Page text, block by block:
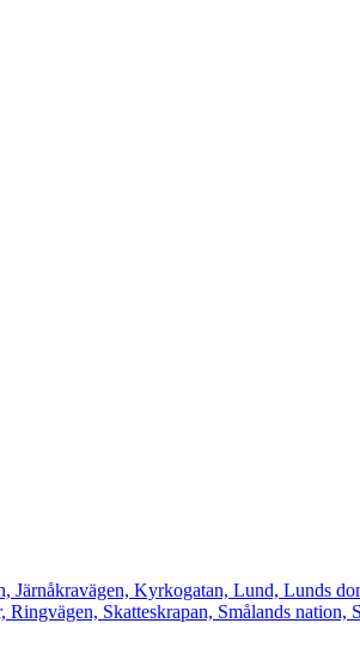
Järnåkravägen, Kyrkogatan, Lund, Lunds
Skatteskrapan, Smålands